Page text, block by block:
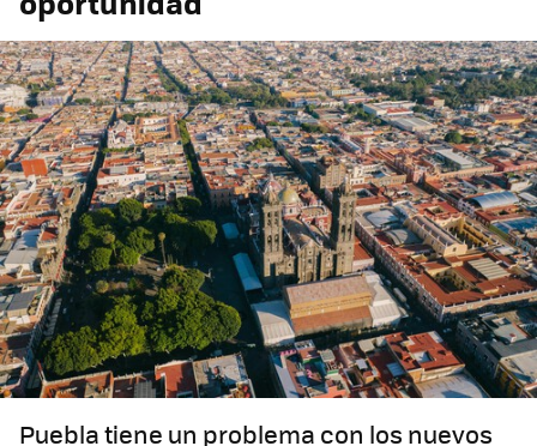
Puebla tiene un problema con los nuevos